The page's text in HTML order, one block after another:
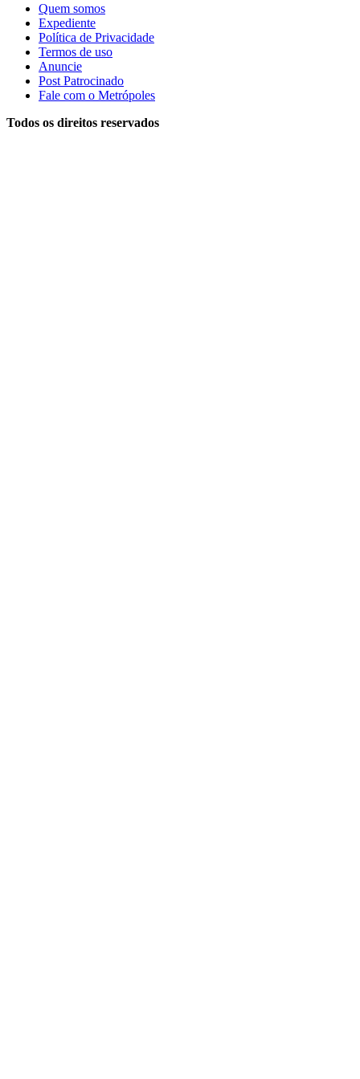
Quem somos
Expediente
Política de Privacidade
Termos de uso
Anuncie
Post Patrocinado
Fale com o Metrópoles
Todos os direitos reservados